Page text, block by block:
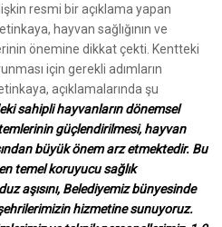
resmi bir açıklama yapan
hayvan sağlığının ve
önemine dikkat çekti. Kentteki
için gerekli adımların
açıklamalarında şu
sahipli hayvanların dönemsel
güçlendirilmesi, hayvan
büyük önem arz etmektedir. Bu
temel koruyucu sağlık
aşısını, Belediyemiz bünyesinde
hizmetine sunuyoruz.